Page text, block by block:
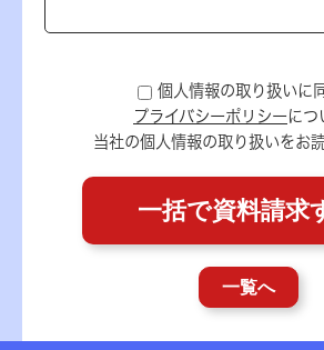
個人情報の取り扱いに
プライバシーポリシーにつ
当社の個人情報の取り扱いをお
一覧へ